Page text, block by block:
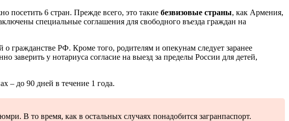
посетить 6 стран. Прежде всего, это такие безвизовые страны, как Армения,
специальные соглашения для свободного въезда граждан на
о гражданстве РФ. Кроме того, родителям и опекунам следует заранее
заверить у нотариуса согласие на выезд за пределы России для детей,
– до 90 дней в течение 1 года.
В то время, как в остальных случаях понадобится загранпаспорт.